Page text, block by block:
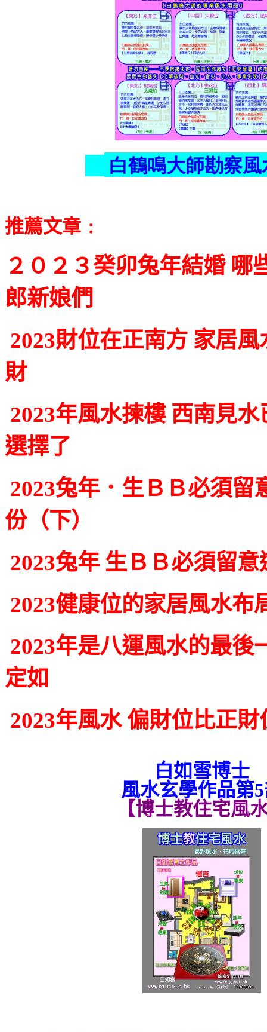
白鶴鳴大師勘察風
推薦文章﹕
２０２３癸卯兔年結婚 哪
郎新娘們
2023財位在正南方 家居
財
2023年風水揀樓 西南見
選擇了
2023兔年．生ＢＢ必須留
份（下）
2023兔年 生ＢＢ必須留
2023健康位的家居風水布
2023年是八運風水的最後
定如
2023年風水 偏財位比正
白如雪博士
風水玄學作品第
【博士教住宅風